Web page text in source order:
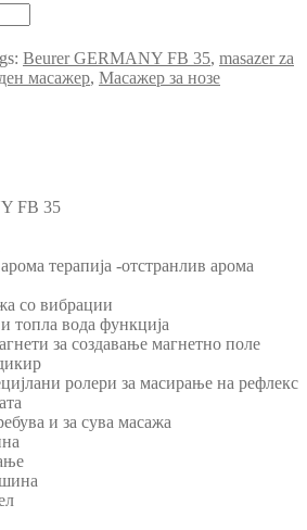
Beurer GERMANY FB 35, masazer za
масажер, Масажер за нозе
FB 35
терапија -отстранлив арома
со вибрации
топла вода функција
за создавање магнетно поле
ролери за масирање на рефлекс
и за сува масажа